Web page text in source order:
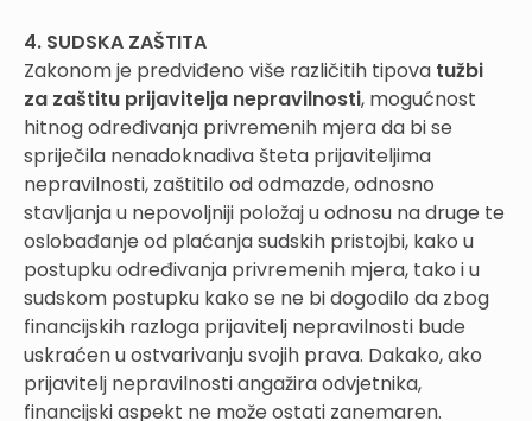
4. SUDSKA ZAŠTITA
Zakonom je predviđeno više različitih tipova tužbi
za zaštitu prijavitelja nepravilnosti, mogućnost
hitnog određivanja privremenih mjera da bi se
spriječila nenadoknadiva šteta prijaviteljima
nepravilnosti, zaštitilo od odmazde, odnosno
stavljanja u nepovoljniji položaj u odnosu na druge te
oslobađanje od plaćanja sudskih pristojbi, kako u
postupku određivanja privremenih mjera, tako i u
sudskom postupku kako se ne bi dogodilo da zbog
financijskih razloga prijavitelj nepravilnosti bude
uskraćen u ostvarivanju svojih prava. Dakako, ako
prijavitelj nepravilnosti angažira odvjetnika,
financijski aspekt ne može ostati zanemaren.